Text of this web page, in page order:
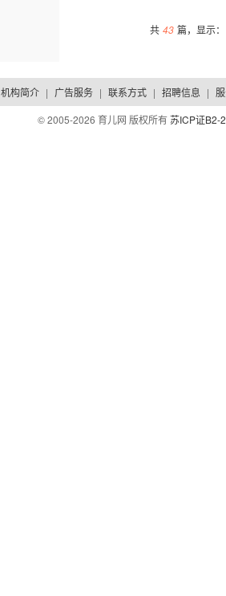
共 43 篇，显示
机构简介 | 广告服务 | 联系方式 | 招聘信息 |
© 2005-2026 育儿网 版权所有苏ICP证B2-